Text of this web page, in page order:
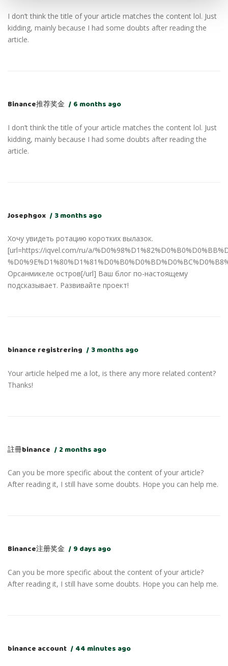
I don’t think the title of your article matches the content lol. Just
kidding, mainly because I had some doubts after reading the
article.
Binance推荐奖金 6 months ago
I don’t think the title of your article matches the content lol. Just
kidding, mainly because I had some doubts after reading the
article.
Josephgox 3 months ago
Хочу увидеть ротацию коротких вылазок.
[url=https://iqvel.com/ru/a/
Орсанмикеле остров[/url] Ваш блог по-настоящему
подсказывает. Развивайте проект!
binance registrering 3 months ago
Your article helped me a lot, is there any more related content?
Thanks!
註冊binance 2 months ago
Can you be more specific about the content of your article?
After reading it, I still have some doubts. Hope you can help me.
Binance注册奖金 9 days ago
Can you be more specific about the content of your article?
After reading it, I still have some doubts. Hope you can help me.
binance account 44 minutes ago